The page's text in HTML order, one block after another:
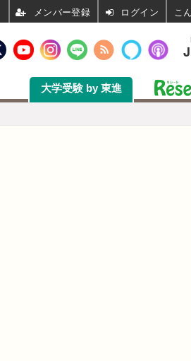
大学受験 by 東進
ログイン こ